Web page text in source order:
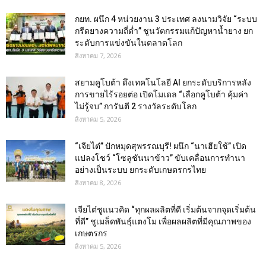
กยท. ผนึก 4 หน่วยงาน 3 ประเทศ ลงนามวิจัย “ระบบ
กรีดยางความถี่ต่ำ” ชูนวัตกรรมแก้ปัญหาน้ำยาง ยก
ระดับการแข่งขันในตลาดโลก
สิงหาคม 7, 2026
สยามคูโบต้า ดึงเทคโนโลยี AI ยกระดับบริการหลัง
การขายไร้รอยต่อ เปิดโมเดล “เลือกคูโบต้า คุ้มค่า
ไม่รู้จบ” การันตี 2 รางวัลระดับโลก
สิงหาคม 5, 2026
“เจียไต๋” ปักหมุดสุพรรณบุรี! ผนึก “นาเฮียใช้” เปิด
แปลงโชว์ “โซลูชันนาข้าว” ขับเคลื่อนการทำนา
อย่างเป็นระบบ ยกระดับเกษตรกรไทย
สิงหาคม 8, 2026
เจียไต๋ชูแนวคิด “ทุกผลผลิตที่ดี เริ่มต้นจากจุดเริ่มต้น
ที่ดี” ชูเมล็ดพันธุ์แตงโม เพื่อผลผลิตที่มีคุณภาพของ
เกษตรกร
สิงหาคม 5, 2026